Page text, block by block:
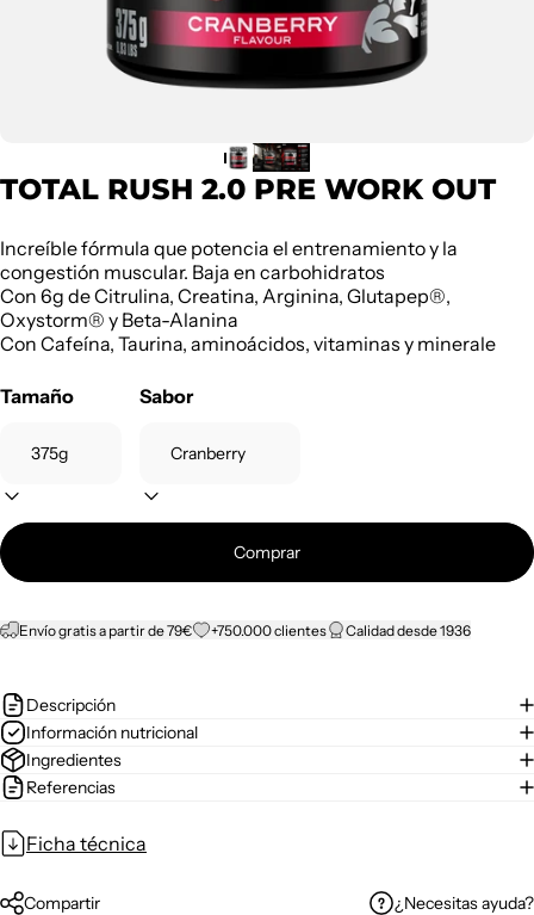
TOTAL RUSH 2.0 PRE WORK OUT
Increíble fórmula que potencia el entrenamiento y la
congestión muscular. Baja en carbohidratos
Con 6g de Citrulina, Creatina, Arginina, Glutapep®,
Oxystorm® y Beta-Alanina
Con Cafeína, Taurina, aminoácidos, vitaminas y minerale
Tamaño Sabor
Comprar
Envío gratis a partir de 79€ +750.000 clientes Calidad desde 1936
Descripción
Información nutricional
Ingredientes
Referencias
Ficha técnica
Compartir ¿Necesitas ayuda?